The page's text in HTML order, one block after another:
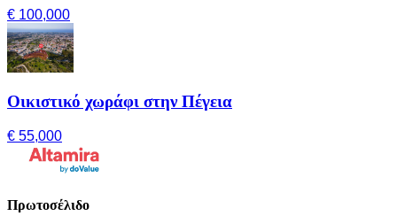
€ 100,000
Οικιστικό χωράφι στην Πέγεια
€ 55,000
Πρωτοσέλιδο